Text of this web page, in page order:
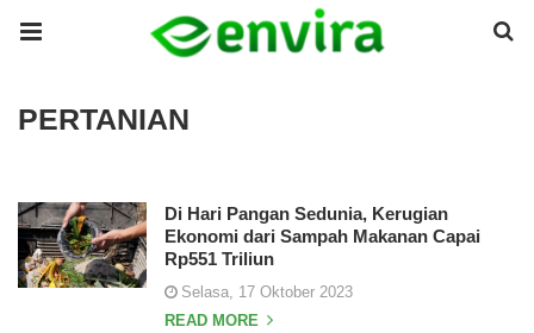
PERTANIAN
Di Hari Pangan Sedunia, Kerugian
Ekonomi dari Sampah Makanan Capai
Rp551 Triliun
Selasa, 17 Oktober 2023
READ MORE